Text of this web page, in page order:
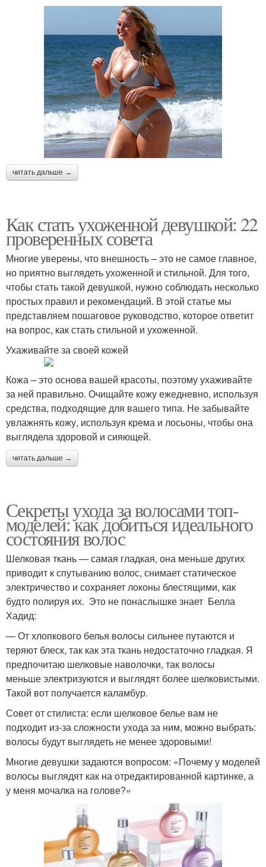
читать дальше →
Как стать ухоженной девушкой: 22
проверенных совета
Многие уверены, что внешность – это не самое главное,
но приятно выглядеть ухоженной и стильной. Для того,
чтобы стать такой девушкой, нужно соблюдать несколько
простых правил и рекомендаций. В этой статье мы
представляем пошаговое руководство, которое ответит
на вопрос, как стать стильной и ухоженной.
Ухаживайте за своей кожей
Кожа – это основа вашей красоты, поэтому ухаживайте
за ней правильно. Очищайте кожу ежедневно, используя
средства, подходящие для вашего типа. Не забывайте
увлажнять кожу, используя крема и лосьоны, чтобы она
выглядела здоровой и сияющей.
читать дальше →
Секреты ухода за волосами топ-
моделей: как добиться идеального
состояния волос
Шелковая ткань — самая гладкая, она меньше других
приводит к спутыванию волос, снимает статическое
электричество и сохраняет локоны блестящими, как
будто полируя их. Это не понаслышке знает Белла
Хадид:
— От хлопкового белья волосы сильнее путаются и
теряют блеск, так как эта ткань недостаточно гладкая. Я
предпочитаю шелковые наволочки, так волосы
меньше электризуются и выглядят более шелковистыми.
Такой вот получается каламбур.
Совет от стилиста: если шелковое белье вам не
подходит из-за сложности ухода за ним, можно выбрать:
волосы будут выглядеть не менее здоровыми!
Многие девушки задаются вопросом: «Почему у моделей
волосы выглядят как на отредактированной картинке, а
у меня мочалка на голове?»